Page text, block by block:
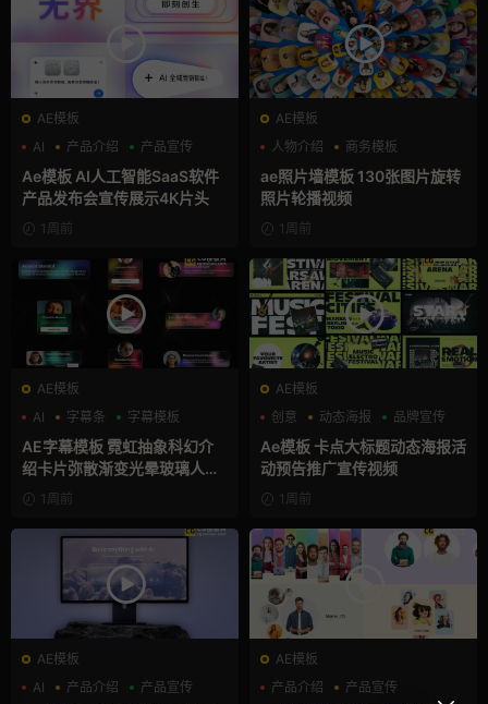
AE模板
AI
产品介绍 产品宣传
Ae模板 AI人工智能SaaS软件
产品发布会宣传展示4K片头
1周前
AE模板
人物介绍
商务模板
幻灯片
ae照片墙模板 130张图片旋转
照片轮播视频
1周前
AE模板
AI
字幕条 字幕模板
AE字幕模板 霓虹抽象科幻介
绍卡片弥散渐变光晕玻璃人名
条
1周前
AE模板
创意
动态海报 品牌宣传
Ae模板 卡点大标题动态海报活
动预告推广宣传视频
1周前
AE模板
AI
产品介绍 产品宣传
AE模板
产品介绍
产品宣传